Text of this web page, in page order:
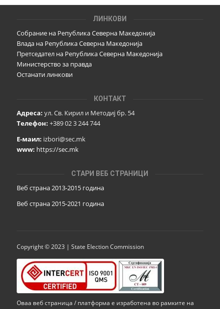
ЛИНКОВИ
Собрание на Република Северна Македонија
Влада на Република Северна Македонија
Претседател на Република Северна Македонија
Министерство за правда
Останати линкови
КОНТАКТ
Адреса: ул. Св. Кирил и Методиј бр. 54
Телефон: +389 02 3 244 744
Е-маил: izbori@sec.mk
www: https://sec.mk
СТАРИ ВЕБ СТРАНИЦИ
Веб страна 2013-2015 година
Веб страна 2015-2021 година
Copyright © 2023 | State Election Commission
Оваа веб страница / платформа е изработена во рамките на